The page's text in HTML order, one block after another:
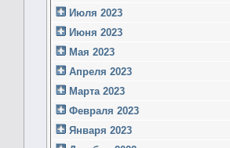
Июля 2023
Июня 2023
Мая 2023
Апреля 2023
Марта 2023
Февраля 2023
Января 2023